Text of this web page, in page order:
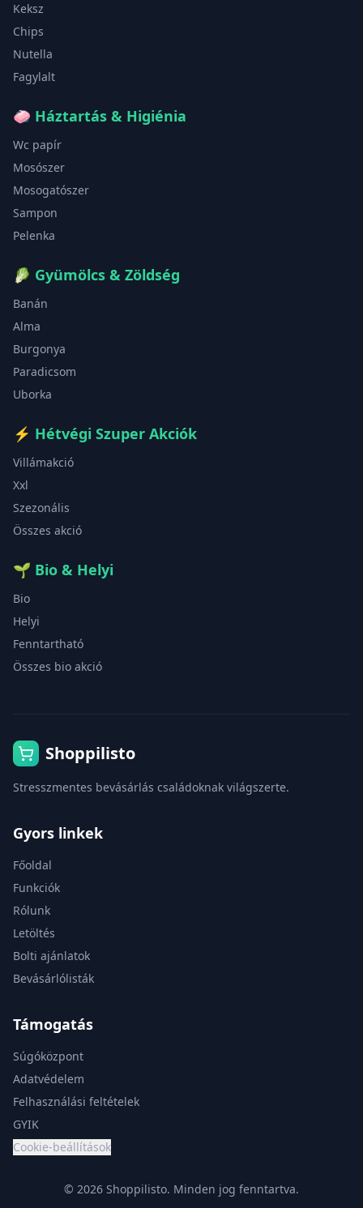
Keksz
Chips
Nutella
Fagylalt
🧼 Háztartás & Higiénia
Wc papír
Mosószer
Mosogatószer
Sampon
Pelenka
🥬 Gyümölcs & Zöldség
Banán
Alma
Burgonya
Paradicsom
Uborka
⚡ Hétvégi Szuper Akciók
Villámakció
Xxl
Szezonális
Összes akció
🌱 Bio & Helyi
Bio
Helyi
Fenntartható
Összes bio akció
Shoppilisto
Stresszmentes bevásárlás családoknak világszerte.
Gyors linkek
Főoldal
Funkciók
Rólunk
Letöltés
Bolti ajánlatok
Bevásárlólisták
Támogatás
Súgóközpont
Adatvédelem
Felhasználási feltételek
GYIK
Cookie-beállítások
© 2026 Shoppilisto. Minden jog fenntartva.